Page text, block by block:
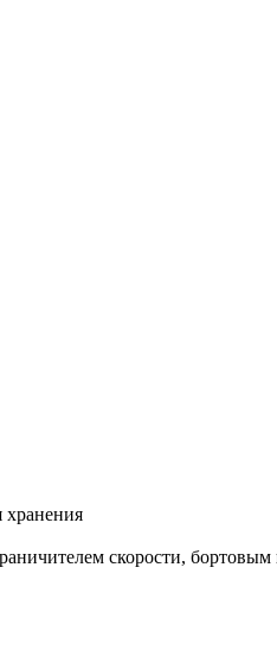
хранения
скорости,